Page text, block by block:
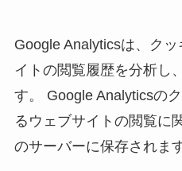
Google Analyticsは、ク
イトの閲覧履歴を分析し
す。 Google Analyticsの
るウェブサイトの閲覧に
のサーバーに保存されます